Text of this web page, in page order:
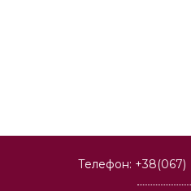
Телефон: +38(067)